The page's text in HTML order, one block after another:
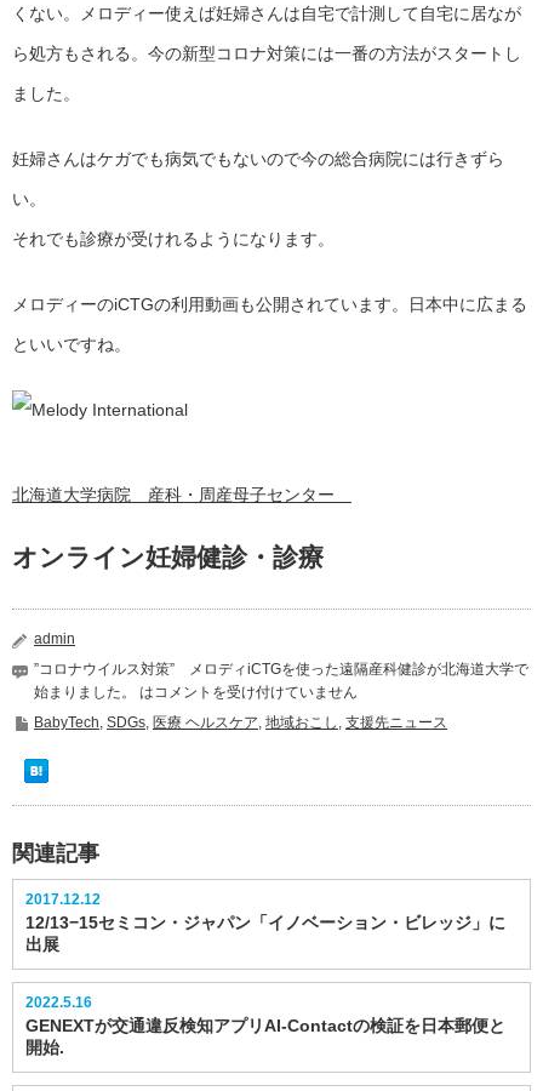
くない。メロディー使えば妊婦さんは自宅で計測して自宅に居なが
ら処方もされる。今の新型コロナ対策には一番の方法がスタートし
ました。
妊婦さんはケガでも病気でもないので今の総合病院には行きずら
い。
それでも診療が受けれるようになります。
メロディーのiCTGの利用動画も公開されています。日本中に広まる
といいですね。
北海道大学病院 産科・周産母子センター
オンライン妊婦健診・診療
admin
”コロナウイルス対策” メロディiCTGを使った遠隔産科健診が北海道大学で
始まりました。 はコメントを受け付けていません
BabyTech, SDGs, 医療 ヘルスケア, 地域おこし , 支援先ニュース
関連記事
2017.12.12
12/13−15セミコン・ジャパン「イノベーション・ビレッジ」に
出展
2022.5.16
GENEXTが交通違反検知アプリAI-Contactの検証を日本郵便と
開始.